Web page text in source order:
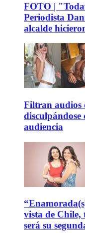
FOTO |
Periodista
alcalde
Filtran audios
audiencia
vista de Chile,
será su